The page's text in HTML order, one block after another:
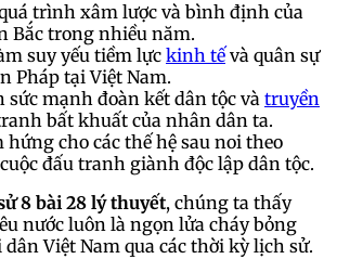
trình xâm lược và bình định của
Bắc trong nhiều năm.
suy yếu tiềm lực kinh tế và quân sự
Pháp tại Việt Nam.
mạnh đoàn kết dân tộc và truyền
bất khuất của nhân dân ta.
hứng cho các thế hệ sau noi theo
đấu tranh giành độc lập dân tộc.
8 bài 28 lý thuyết, chúng ta thấy
nước luôn là ngọn lửa cháy bỏng
Việt Nam qua các thời kỳ lịch sử.